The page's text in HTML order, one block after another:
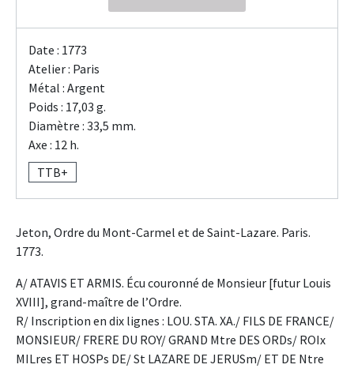
Date : 1773
Atelier : Paris
Métal : Argent
Poids : 17,03 g.
Diamètre : 33,5 mm.
Axe : 12 h.
TTB+
Jeton, Ordre du Mont-Carmel et de Saint-Lazare. Paris.
1773.
A/ ATAVIS ET ARMIS. Écu couronné de Monsieur [futur Louis
XVIII], grand-maître de l’Ordre.
R/ Inscription en dix lignes : LOU. STA. XA./ FILS DE FRANCE/
MONSIEUR/ FRERE DU ROY/ GRAND Mtre DES ORDs/ ROIx
MILres ET HOSPs DE/ St LAZARE DE JERUSm/ ET DE Ntre